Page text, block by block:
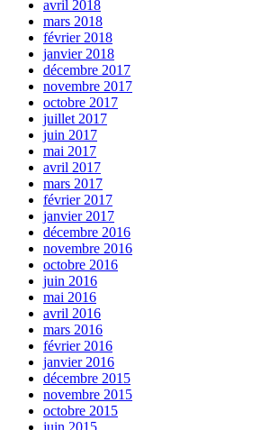
avril 2018
mars 2018
février 2018
janvier 2018
décembre 2017
novembre 2017
octobre 2017
juillet 2017
juin 2017
mai 2017
avril 2017
mars 2017
février 2017
janvier 2017
décembre 2016
novembre 2016
octobre 2016
juin 2016
mai 2016
avril 2016
mars 2016
février 2016
janvier 2016
décembre 2015
novembre 2015
octobre 2015
juin 2015